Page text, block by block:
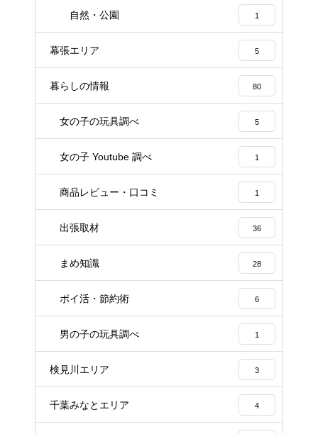
自然・公園 1
幕張エリア 5
暮らしの情報 80
女の子の玩具調べ 5
女の子 Youtube 調べ 1
商品レビュー・口コミ 1
出張取材 36
まめ知識 28
ポイ活・節約術 6
男の子の玩具調べ 1
検見川エリア 3
千葉みなとエリア 4